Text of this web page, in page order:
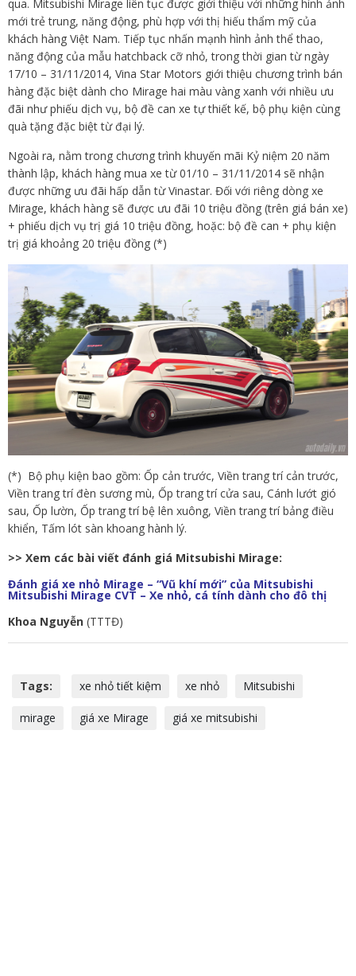
qua. Mitsubishi Mirage liên tục được giới thiệu với những hình ảnh
mới trẻ trung, năng động, phù hợp với thị hiếu thẩm mỹ của
khách hàng Việt Nam. Tiếp tục nhấn mạnh hình ảnh thể thao,
năng động của mẫu hatchback cỡ nhỏ, trong thời gian từ ngày
17/10 – 31/11/2014, Vina Star Motors giới thiệu chương trình bán
hàng đặc biệt dành cho Mirage hai màu vàng xanh với nhiều ưu
đãi như phiếu dịch vụ, bộ đề can xe tự thiết kế, bộ phụ kiện cùng
quà tặng đặc biệt từ đại lý.
Ngoài ra, nằm trong chương trình khuyến mãi Kỷ niệm 20 năm
thành lập, khách hàng mua xe từ 01/10 – 31/11/2014 sẽ nhận
được những ưu đãi hấp dẫn từ Vinastar. Đối với riêng dòng xe
Mirage, khách hàng sẽ được ưu đãi 10 triệu đồng (trên giá bán xe)
+ phiếu dịch vụ trị giá 10 triệu đồng, hoặc: bộ đề can + phụ kiện
trị giá khoảng 20 triệu đồng (*)
(*) Bộ phụ kiện bao gồm: Ốp cản trước, Viền trang trí cản trước,
Viền trang trí đèn sương mù, Ốp trang trí cửa sau, Cánh lướt gió
sau, Ốp lườn, Ốp trang trí bệ lên xuông, Viền trang trí bảng điều
khiển, Tấm lót sàn khoang hành lý.
>> Xem các bài viết đánh giá Mitsubishi Mirage:
Đánh giá xe nhỏ Mirage – “Vũ khí mới” của Mitsubishi
Mitsubishi Mirage CVT – Xe nhỏ, cá tính dành cho đô thị
Khoa Nguyễn (TTTĐ)
Tags: xe nhỏ tiết kiệm xe nhỏ Mitsubishi
mirage giá xe Mirage giá xe mitsubishi